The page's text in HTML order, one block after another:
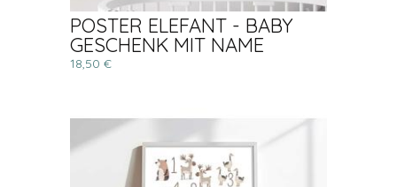
POSTER ELEFANT - BABY
GESCHENK MIT NAME
18,50 €